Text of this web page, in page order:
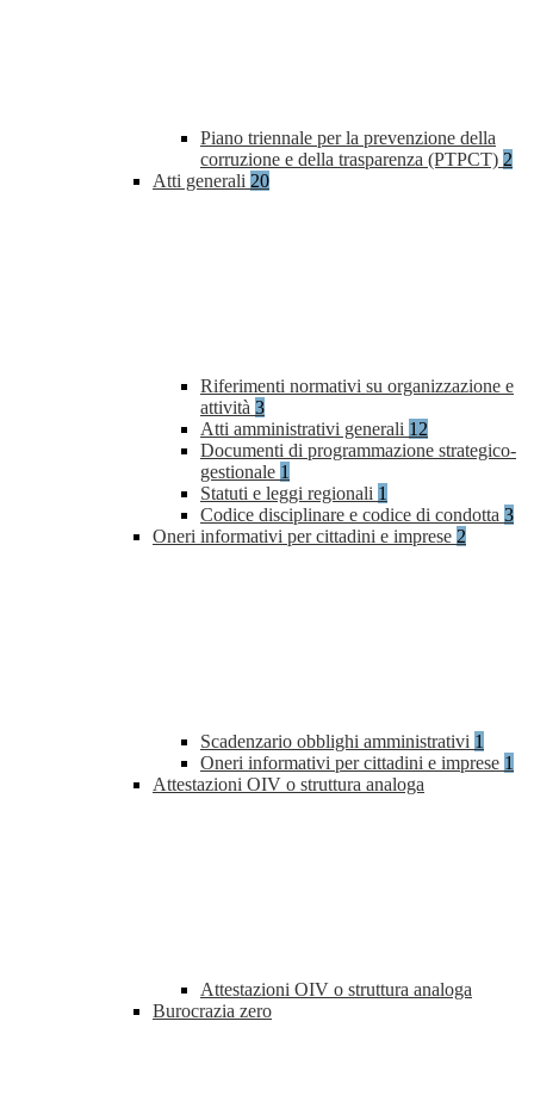
Piano triennale per la prevenzione della
corruzione e della trasparenza (PTPCT) 2
Atti generali 20
Riferimenti normativi su organizzazione e
attività 3
Atti amministrativi generali 12
Documenti di programmazione strategico-
gestionale 1
Statuti e leggi regionali 1
Codice disciplinare e codice di condotta 3
Oneri informativi per cittadini e imprese 2
Scadenzario obblighi amministrativi 1
Oneri informativi per cittadini e imprese 1
Attestazioni OIV o struttura analoga
Attestazioni OIV o struttura analoga
Burocrazia zero